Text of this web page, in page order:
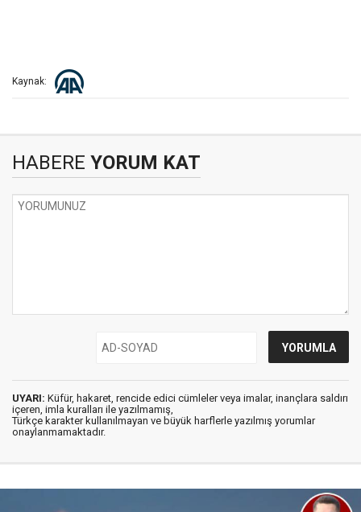
Kaynak:
HABERE YORUM KAT
UYARI: Küfür, hakaret, rencide edici cümleler veya imalar, inançlara saldırı
içeren, imla kuralları ile yazılmamış,
Türkçe karakter kullanılmayan ve büyük harflerle yazılmış yorumlar
onaylanmamaktadır.